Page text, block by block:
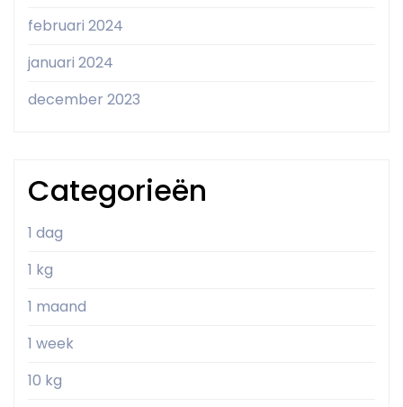
februari 2024
januari 2024
december 2023
Categorieën
1 dag
1 kg
1 maand
1 week
10 kg